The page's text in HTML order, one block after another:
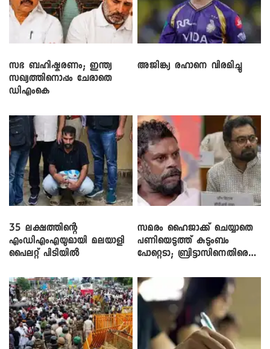
സഭ ബഹിഷ്കരണം; ഇന്ത്യ
സഖ്യത്തിനൊപ്പം ചേരാതെ
ഡിഎംകെ
അജിങ്ക്യ രഹാനെ വിരമിച്ചു
35 ലക്ഷത്തിന്റെ
എംഡിഎംഎയുമായി മലയാളി
പൈലറ്റ് പിടിയിൽ
സമരം ഹൈജാക്ക് ചെയ്യാതെ
പണിയെടുത്ത് കുടുംബം
പോറ്റെടാ; ബ്രിട്ടാസിനെതിരെ